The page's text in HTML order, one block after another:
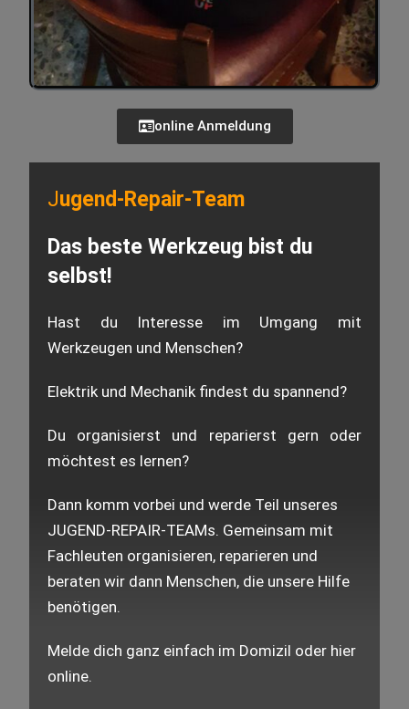
online Anmeldung
Jugend-Repair-Team
Das beste Werkzeug bist du
selbst!
Hast du Interesse im Umgang mit
Werkzeugen und Menschen?
Elektrik und Mechanik findest du spannend?
Du organisierst und reparierst gern oder
möchtest es lernen?
Dann komm vorbei und werde Teil unseres
JUGEND-REPAIR-TEAMs. Gemeinsam mit
Fachleuten organisieren, reparieren und
beraten wir dann Menschen, die unsere Hilfe
benötigen.
Melde dich ganz einfach im Domizil oder hier
online.